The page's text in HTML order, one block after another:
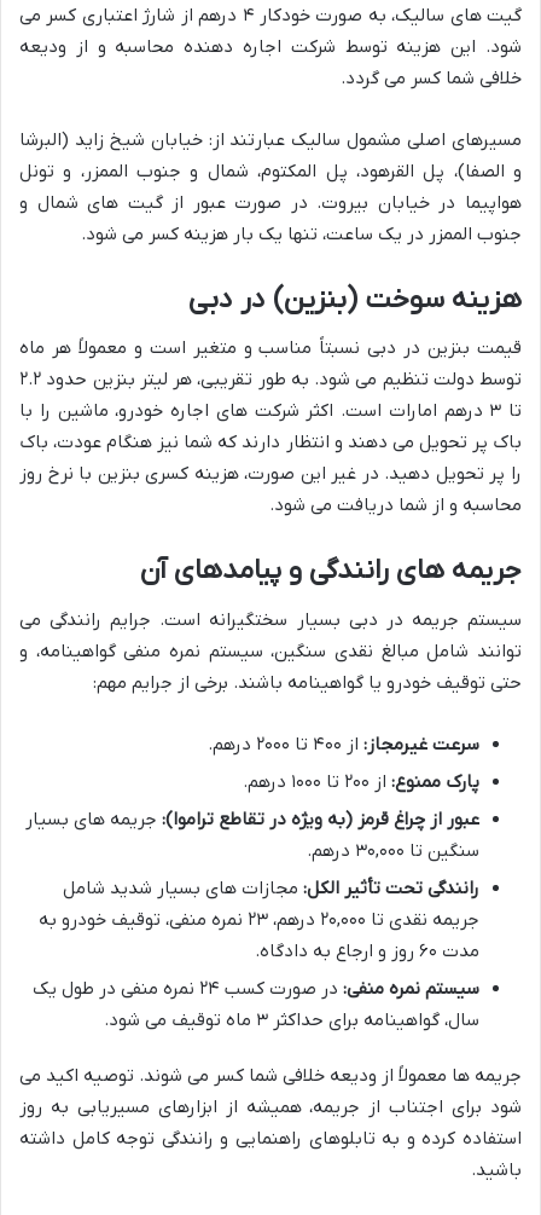
گیت های سالیک، به صورت خودکار ۴ درهم از شارژ اعتباری کسر می
شود. این هزینه توسط شرکت اجاره دهنده محاسبه و از ودیعه
خلافی شما کسر می گردد.
مسیرهای اصلی مشمول سالیک عبارتند از: خیابان شیخ زاید (البرشا
و الصفا)، پل القرهود، پل المکتوم، شمال و جنوب الممزر، و تونل
هواپیما در خیابان بیروت. در صورت عبور از گیت های شمال و
جنوب الممزر در یک ساعت، تنها یک بار هزینه کسر می شود.
هزینه سوخت (بنزین) در دبی
قیمت بنزین در دبی نسبتاً مناسب و متغیر است و معمولاً هر ماه
توسط دولت تنظیم می شود. به طور تقریبی، هر لیتر بنزین حدود ۲.۲
تا ۳ درهم امارات است. اکثر شرکت های اجاره خودرو، ماشین را با
باک پر تحویل می دهند و انتظار دارند که شما نیز هنگام عودت، باک
را پر تحویل دهید. در غیر این صورت، هزینه کسری بنزین با نرخ روز
محاسبه و از شما دریافت می شود.
جریمه های رانندگی و پیامدهای آن
سیستم جریمه در دبی بسیار سختگیرانه است. جرایم رانندگی می
توانند شامل مبالغ نقدی سنگین، سیستم نمره منفی گواهینامه، و
حتی توقیف خودرو یا گواهینامه باشند. برخی از جرایم مهم:
سرعت غیرمجاز: از ۴۰۰ تا ۲۰۰۰ درهم.
پارک ممنوع: از ۲۰۰ تا ۱۰۰۰ درهم.
عبور از چراغ قرمز (به ویژه در تقاطع تراموا): جریمه های بسیار
سنگین تا ۳۰,۰۰۰ درهم.
رانندگی تحت تأثیر الکل: مجازات های بسیار شدید شامل
جریمه نقدی تا ۲۰,۰۰۰ درهم، ۲۳ نمره منفی، توقیف خودرو به
مدت ۶۰ روز و ارجاع به دادگاه.
سیستم نمره منفی:
در صورت کسب ۲۴ نمره منفی در طول یک
سال، گواهینامه برای حداکثر ۳ ماه توقیف می شود.
جریمه ها معمولاً از ودیعه خلافی شما کسر می شوند. توصیه اکید می
شود برای اجتناب از جریمه، همیشه از ابزارهای مسیریابی به روز
استفاده کرده و به تابلوهای راهنمایی و رانندگی توجه کامل داشته
باشید.